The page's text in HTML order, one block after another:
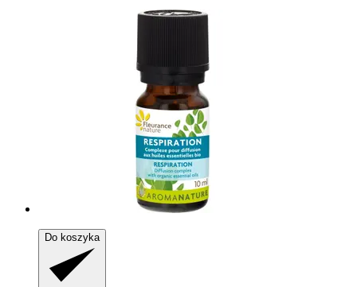
Do koszyka